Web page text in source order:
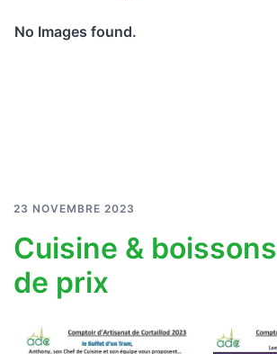
No Images found.
23 NOVEMBRE 2023
Cuisine &
de prix